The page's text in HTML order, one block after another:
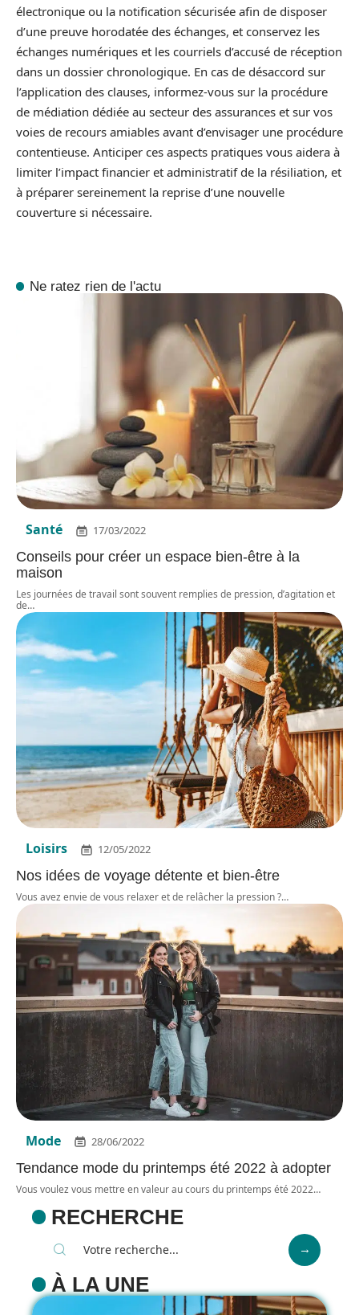
électronique ou la notification sécurisée afin de disposer
d’une preuve horodatée des échanges, et conservez les
échanges numériques et les courriels d’accusé de réception
dans un dossier chronologique. En cas de désaccord sur
l’application des clauses, informez‑vous sur la procédure
de médiation dédiée au secteur des assurances et sur vos
voies de recours amiables avant d’envisager une procédure
contentieuse. Anticiper ces aspects pratiques vous aidera à
limiter l’impact financier et administratif de la résiliation, et
à préparer sereinement la reprise d’une nouvelle
couverture si nécessaire.
Ne ratez rien de l'actu
Santé 17/03/2022
Conseils pour créer un espace bien-être à la
maison
Les journées de travail sont souvent remplies de pression, d’agitation et
de…
Loisirs 12/05/2022
Nos idées de voyage détente et bien-être
Vous avez envie de vous relaxer et de relâcher la pression ?…
Mode 28/06/2022
Tendance mode du printemps été 2022 à adopter
Vous voulez vous mettre en valeur au cours du printemps été 2022…
RECHERCHE
À LA UNE